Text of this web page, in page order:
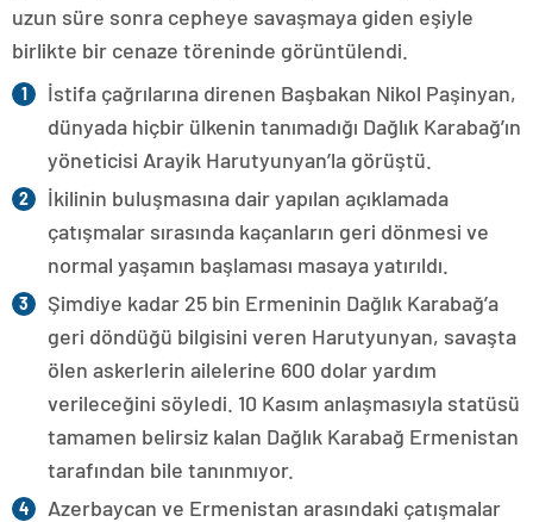
uzun süre sonra cepheye savaşmaya giden eşiyle
birlikte bir cenaze töreninde görüntülendi.
İstifa çağrılarına direnen Başbakan Nikol Paşinyan,
dünyada hiçbir ülkenin tanımadığı Dağlık Karabağ’ın
yöneticisi Arayik Harutyunyan’la görüştü.
İkilinin buluşmasına dair yapılan açıklamada
çatışmalar sırasında kaçanların geri dönmesi ve
normal yaşamın başlaması masaya yatırıldı.
Şimdiye kadar 25 bin Ermeninin Dağlık Karabağ’a
geri döndüğü bilgisini veren Harutyunyan, savaşta
ölen askerlerin ailelerine 600 dolar yardım
verileceğini söyledi. 10 Kasım anlaşmasıyla statüsü
tamamen belirsiz kalan Dağlık Karabağ Ermenistan
tarafından bile tanınmıyor.
Azerbaycan ve Ermenistan arasındaki çatışmalar